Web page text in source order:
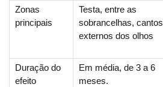
Zonas
principais
Testa, entre as
sobrancelhas, cantos
externos dos olhos
Duração do
efeito
Em média, de 3 a 6
meses.